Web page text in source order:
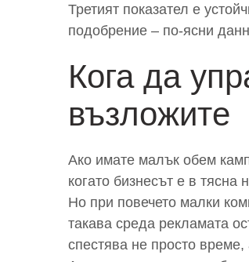
Третият показател е
подобрение – по-ясни
Кога да
възложите
Ако имате малък обем
когато бизнесът е в тясна
Но при повечето малки
такава среда рекламата
спестява не просто